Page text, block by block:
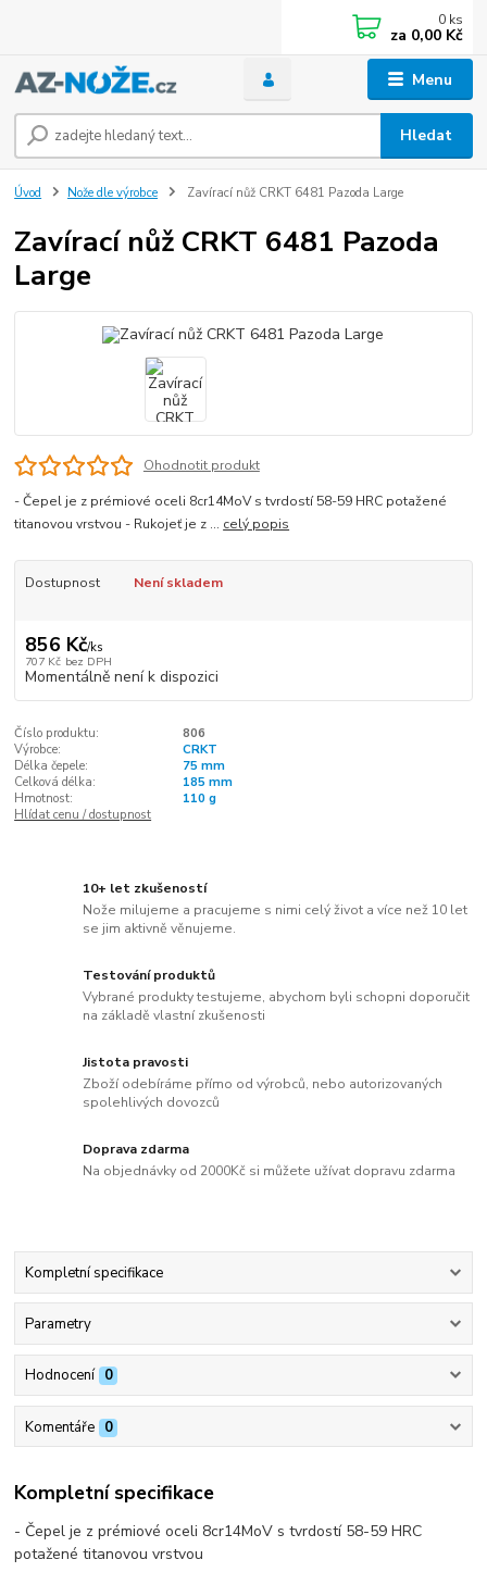
Menu
Hledat
0 ks
za 0,00 Kč
Úvod Nože dle výrobce Zavírací nůž CRKT 6481 Pazoda Large
Zavírací nůž CRKT 6481 Pazoda
Large
Ohodnotit produkt
- Čepel je z prémiové oceli 8cr14MoV s tvrdostí 58-59 HRC potažené
titanovou vrstvou - Rukojeť je z ... celý popis
Dostupnost Není skladem
856 Kč/ks
707 Kč bez DPH
Momentálně není k dispozici
Číslo produktu:
806
Výrobce:
CRKT
Délka čepele:
75 mm
Celková délka:
185 mm
Hmotnost:
110 g
Hlídat cenu / dostupnost
10+ let zkušeností
Nože milujeme a pracujeme s nimi celý život a více než 10 let
se jim aktivně věnujeme.
Testování produktů
Vybrané produkty testujeme, abychom byli schopni doporučit
na základě vlastní zkušenosti
Jistota pravosti
Zboží odebíráme přímo od výrobců, nebo autorizovaných
spolehlivých dovozců
Doprava zdarma
Na objednávky od 2000Kč si můžete užívat dopravu zdarma
Kompletní specifikace
Parametry
Hodnocení 0
Komentáře 0
Kompletní specifikace
- Čepel je z prémiové oceli 8cr14MoV s tvrdostí 58-59 HRC
potažené titanovou vrstvou